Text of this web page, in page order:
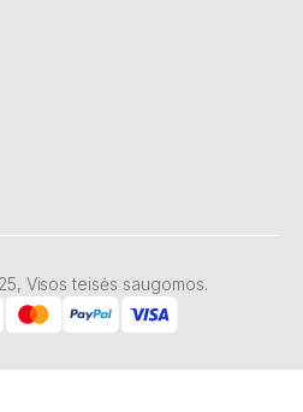
Visos teisės saugomos.